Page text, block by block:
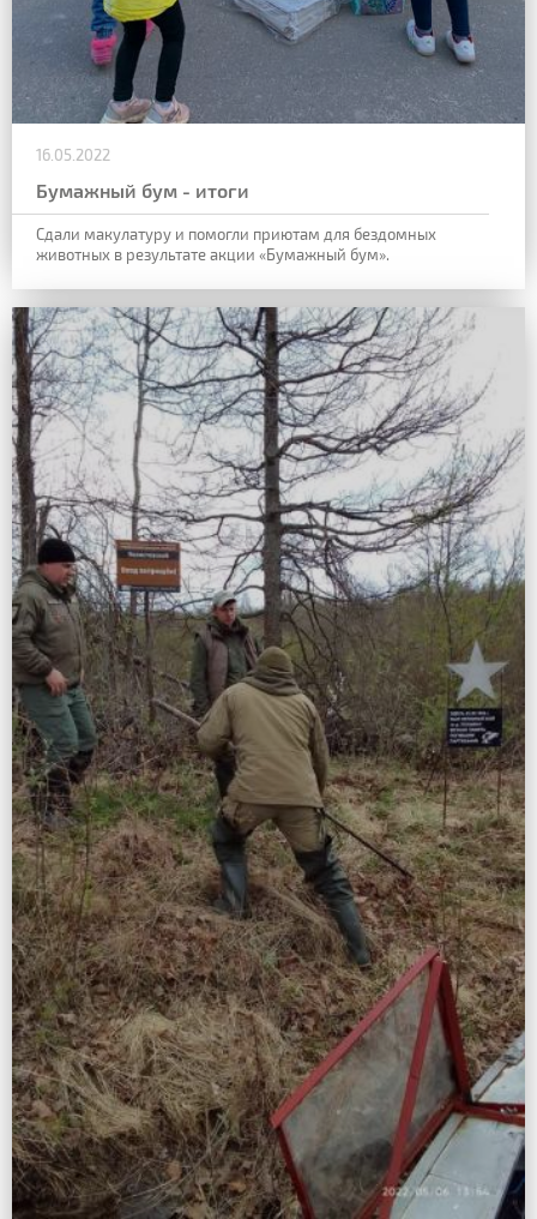
16.05.2022
Бумажный бум - итоги
Сдали макулатуру и помогли приютам для бездомных
животных в результате акции «Бумажный бум».